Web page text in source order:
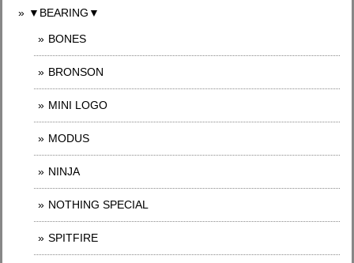
▼BEARING▼
BONES
BRONSON
MINI LOGO
MODUS
NINJA
NOTHING SPECIAL
SPITFIRE